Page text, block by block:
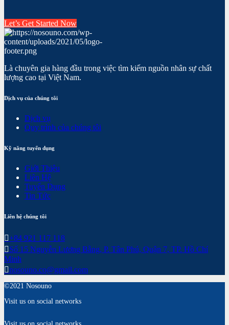
Let’s Get Started Now
Là chuyên gia hàng đầu trong việc tìm kiếm nguồn nhân sự chất
lượng cao tại Việt Nam.
Dịch vụ của chúng tôi
Dịch vụ
Quy trình của chúng tôi
Kỹ năng tuyển dụng
Giới Thiệu
Liên Hệ
Tuyển Dụng
Tin Tức
Liên hệ chúng tôi
+84 921 117 118
Số 15 Nguyễn Lương Bằng, P. Tân Phú, Quận 7, TP. Hồ Chí
Minh
nosouno.co@gmail.com
©2021 Nosouno
Visit us on social networks